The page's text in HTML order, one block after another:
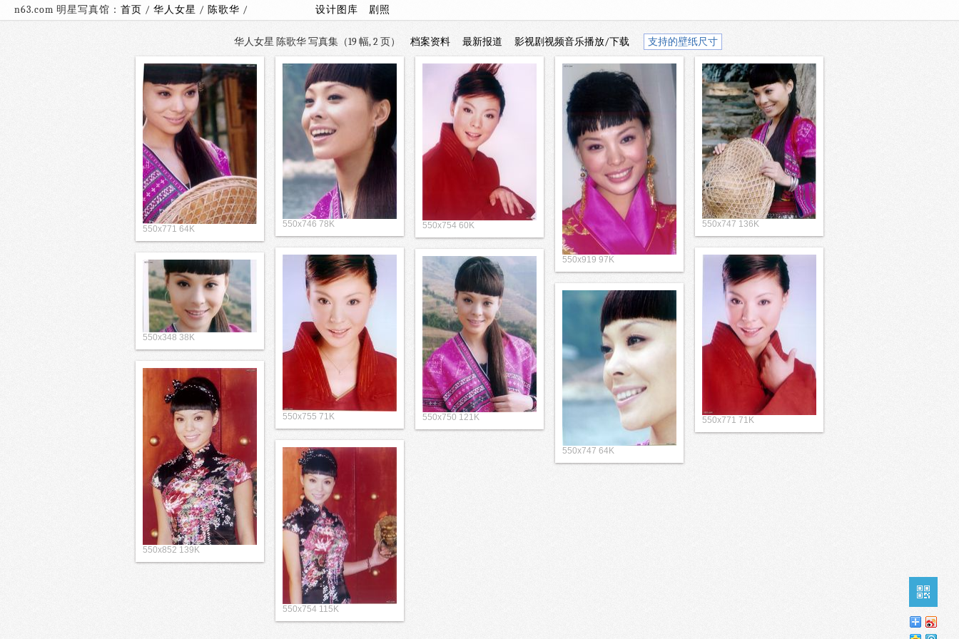
n63.com 明星写真馆： 首页 / 华人女星 / 陈歌华 / 设计图库 剧照
华人女星 陈歌华 写真集（19 幅, 2 页） 档案资料 最新报道 影视剧视频音乐播放/下载 支持的壁纸尺寸
550x771 64K 550x746 78K 550x754 60K
550x919 97K
550x747 136K
550x755 71K 550x771 71K
550x750 121K
550x348 38K
550x747 64K
550x852 139K
550x754 115K